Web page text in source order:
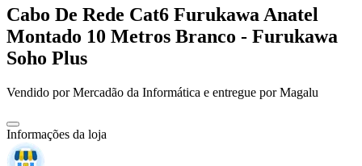
Cabo De Rede Cat6 Furukawa Anatel
Montado 10 Metros Branco - Furukawa
Soho Plus
Vendido porMercadão da Informática e entregue por Magalu
Informações da loja